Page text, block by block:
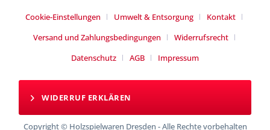
Cookie-Einstellungen Umwelt & Entsorgung
Kontakt
Versand und Zahlungsbedingungen
Widerrufsrecht
Datenschutz
AGB Impressum
WIDERRUF ERKLÄREN
Copyright © Holzspielwaren Dresden - Alle Rechte vorbehalten